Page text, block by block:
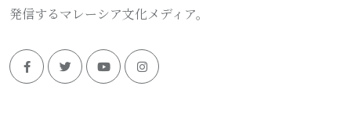
発信するマレーシア文化メディア。